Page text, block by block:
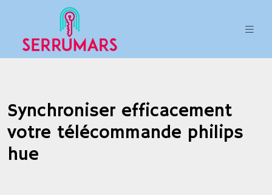
Synchroniser efficacement
votre télécommande philips
hue